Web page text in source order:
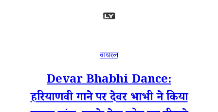
वायरल
Devar Bhabhi Dance:
हरियाणवी गाने पर देवर भाभी ने किया